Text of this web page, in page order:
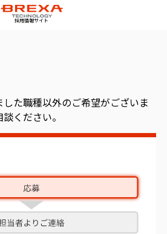
採用情報サイト
た職種以外のご希望がございま
ください。